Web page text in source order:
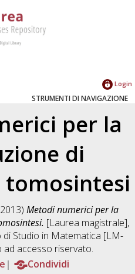
Login
STRUMENTI DI NAVIGAZIONE
per la
di
Metodi numerici per la
[Laurea magistrale],
Studio in Matematica [LM-
ad accesso riservato.
Condividi